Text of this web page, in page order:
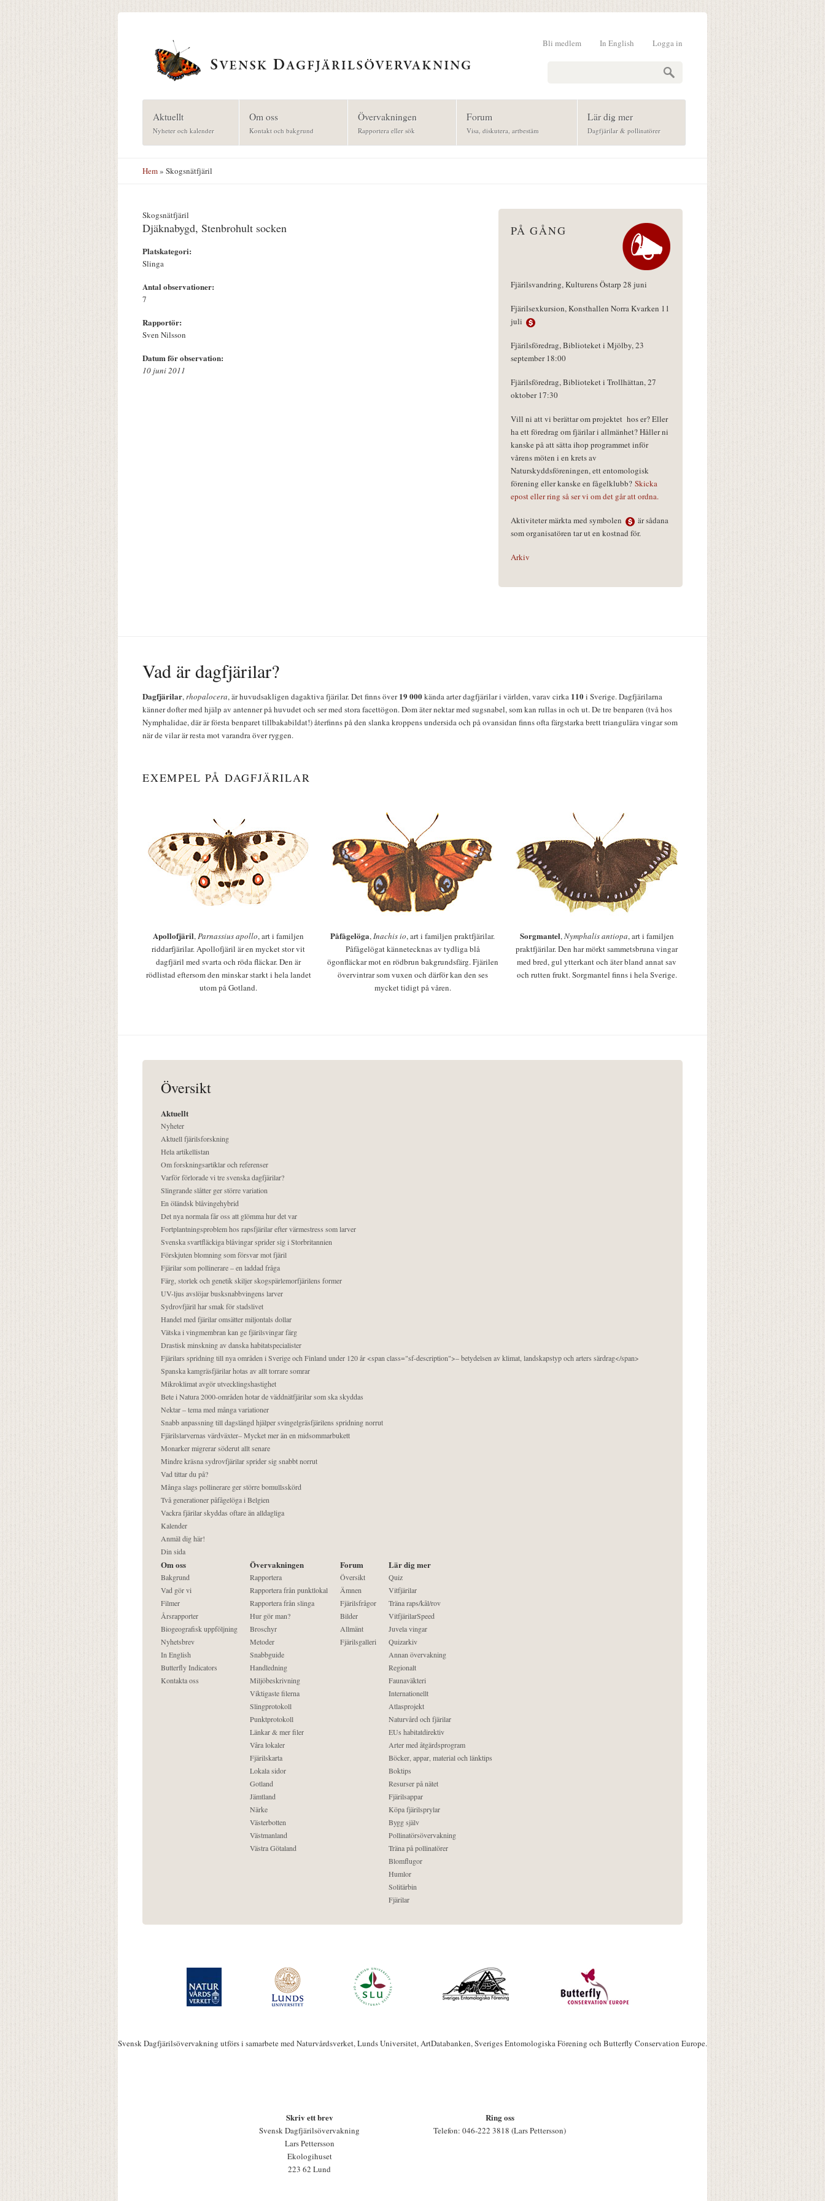
Logga in
In English
Bli medlem
Aktuellt
Nyheter och kalender
Om oss
Kontakt och bakgrund
Övervakningen
Rapportera eller sök
Forum
Visa, diskutera, artbestäm
Lär dig mer
Dagfjärilar & pollinatörer
Hem» Skogsnätfjäril
Skogsnätfjäril
Djäknabygd, Stenbrohult socken
Platskategori:
Slinga
Antal observationer:
7
Rapportör:
Sven Nilsson
Datum för observation:
10 juni 2011
PÅ GÅNG
Fjärilsvandring, Kulturens Östarp 28 juni
Fjärilsexkursion, Konsthallen Norra Kvarken 11
juli
Fjärilsföredrag, Biblioteket i Mjölby, 23
september 18:00
Fjärilsföredrag, Biblioteket i Trollhättan, 27
oktober 17:30
Vill ni att vi berättar om projektet hos er? Eller
ha ett föredrag om fjärilar i allmänhet? Håller ni
kanske på att sätta ihop programmet inför
vårens möten i en krets av
Naturskyddsföreningen, ett entomologisk
förening eller kanske en fågelklubb? Skicka
epost eller ring så ser vi om det går att ordna.
Aktiviteter märkta med symbolen
är sådana
som organisatören tar ut en kostnad för.
Arkiv
Vad är dagfjärilar?
Dagfjärilar,rhopalocera, är huvudsakligen dagaktiva fjärilar. Det finns över19 000kända arter dagfjärilar i världen, varav cirka 110i Sverige. Dagfjärilarna
känner dofter med hjälp av antenner på huvudet och ser med stora facettögon. Dom äter nektar med sugsnabel, som kan rullas in och ut. De tre benparen (två hos
Nymphalidae, där är första benparet tillbakabildat!) återfinns på den slanka kroppens undersida och på ovansidan finns ofta färgstarka brett triangulära vingar som
när de vilar är resta mot varandra över ryggen.
EXEMPEL PÅ DAGFJÄRILAR
Apollofjäril,Parnassius apollo, art i familjen
riddarfjärilar. Apollofjäril är en mycket stor vit
dagfjäril med svarta och röda fläckar. Den är
rödlistad eftersom den minskar starkt i hela landet
utom på Gotland.
Påfågelöga,Inachis io, art i familjen praktfjärilar.
Påfågelögat kännetecknas av tydliga blå
ögonfläckar mot en rödbrun bakgrundsfärg. Fjärilen
övervintrar som vuxen och därför kan den ses
mycket tidigt på våren.
Sorgmantel,Nymphalis antiopa, art i familjen
praktfjärilar. Den har mörkt sammetsbruna vingar
med bred, gul ytterkant och äter bland annat sav
och rutten frukt. Sorgmantel finns i hela Sverige.
Översikt
Aktuellt
Nyheter
Aktuell fjärilsforskning
Hela artikellistan
Om forskningsartiklar och referenser
Varför förlorade vi tre svenska dagfjärilar?
Slingrande slåtter ger större variation
En öländsk blåvingehybrid
Det nya normala får oss att glömma hur det var
Fortplantningsproblem hos rapsfjärilar efter värmestress som larver
Svenska svartfläckiga blåvingar sprider sig i Storbritannien
Förskjuten blomning som försvar mot fjäril
Fjärilar som pollinerare – en laddad fråga
Färg, storlek och genetik skiljer skogspärlemorfjärilens former
UV-ljus avslöjar busksnabbvingens larver
Sydrovfjäril har smak för stadslivet
Handel med fjärilar omsätter miljontals dollar
Vätska i vingmembran kan ge fjärilsvingar färg
Drastisk minskning av danska habitatspecialister
Fjärilars spridning till nya områden i Sverige och Finland under 120 år <span class="sf-description">– betydelsen av klimat, landskapstyp och arters särdrag</span>
Spanska kamgräsfjärilar hotas av allt torrare somrar
Mikroklimat avgör utvecklingshastighet
Bete i Natura 2000-områden hotar de väddnätfjärilar som ska skyddas
Nektar – tema med många variationer
Snabb anpassning till dagslängd hjälper svingelgräsfjärilens spridning norrut
Fjärilslarvernas värdväxter– Mycket mer än en midsommarbukett
Monarker migrerar söderut allt senare
Mindre kräsna sydrovfjärilar sprider sig snabbt norrut
Vad tittar du på?
Många slags pollinerare ger större bomullsskörd
Två generationer påfågelöga i Belgien
Vackra fjärilar skyddas oftare än alldagliga
Kalender
Anmäl dig här!
Din sida
Om oss
Bakgrund
Vad gör vi
Filmer
Årsrapporter
Biogeografisk uppföljning
Nyhetsbrev
In English
Butterfly Indicators
Kontakta oss
Övervakningen
Rapportera
Rapportera från punktlokal
Rapportera från slinga
Hur gör man?
Broschyr
Metoder
Snabbguide
Handledning
Miljöbeskrivning
Viktigaste filerna
Slingprotokoll
Punktprotokoll
Länkar & mer filer
Våra lokaler
Fjärilskarta
Lokala sidor
Gotland
Jämtland
Närke
Västerbotten
Västmanland
Västra Götaland
Forum
Översikt
Ämnen
Fjärilsfrågor
Bilder
Allmänt
Fjärilsgalleri
Lär dig mer
Quiz
Vitfjärilar
Träna raps/kål/rov
VitfjärilarSpeed
Juvela vingar
Quizarkiv
Annan övervakning
Regionalt
Faunaväkteri
Internationellt
Atlasprojekt
Naturvård och fjärilar
EUs habitatdirektiv
Arter med åtgärdsprogram
Böcker, appar, material och länktips
Boktips
Resurser på nätet
Fjärilsappar
Köpa fjärilsprylar
Bygg själv
Pollinatörsövervakning
Träna på pollinatörer
Blomflugor
Humlor
Solitärbin
Fjärilar
Svensk Dagfjärilsövervakning utförs i samarbete med Naturvårdsverket, Lunds Universitet, ArtDatabanken, Sveriges Entomologiska Förening och Butterfly Conservation Europe.
Skriv ett brev
Svensk Dagfjärilsövervakning
Lars Pettersson
Ekologihuset
223 62 Lund
Ring oss
Telefon: 046-222 3818 (Lars Pettersson)